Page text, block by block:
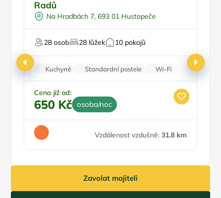
Pro turisty
Pro milovníky vína
Radů
Na Hradbách 7, 693 01 Hustopeče
28 osob 28 lůžek 10 pokojů
Kuchyně Standardní postele
Wi-Fi
Koupelna
Parkování zdarma
Cena již od:
650 Kč osoba/noc
Vzdálenost vzdušně: 31.8 km
Zavolat majiteli